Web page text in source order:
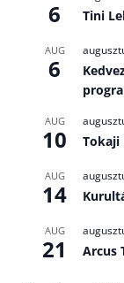
6 Tini
AUG
6
AUG
10
AUG
14
AUG
21 Arcus